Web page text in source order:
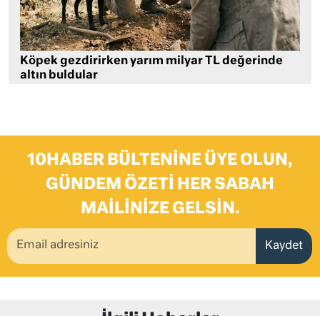
Köpek gezdirirken yarım milyar TL değerinde
altın buldular
10HABER BÜLTENINE ÜYE OLUN,
GÜNDEM ÖZETI HER SABAH
MAILINIZE GELSIN.
Kaydet